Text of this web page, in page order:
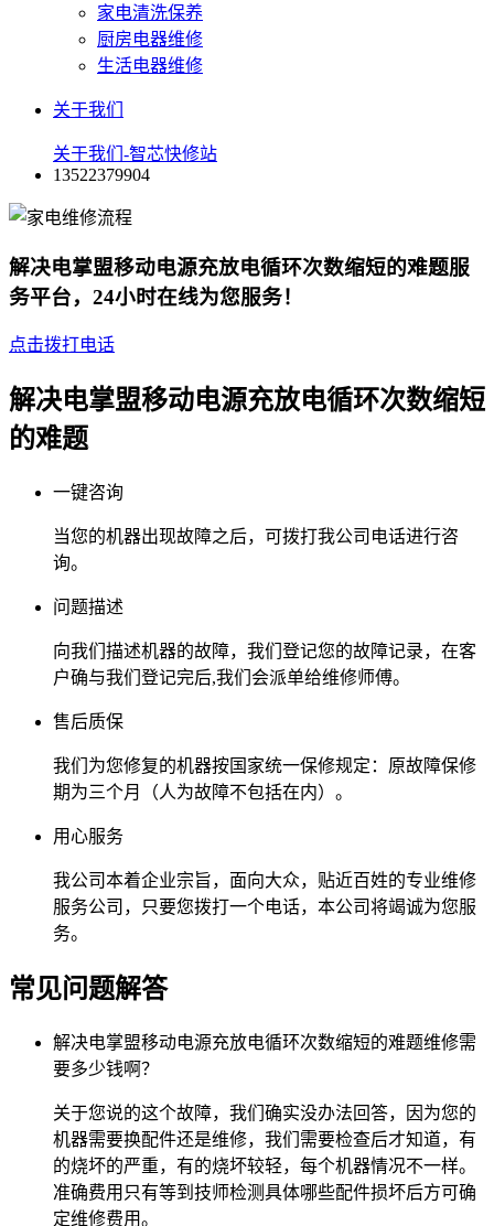
家电清洗保养
厨房电器维修
生活电器维修
关于我们
关于我们-智芯快修站
13522379904
解决电掌盟移动电源充放电循环次数缩短的难题服
务平台，24小时在线为您服务！
点击拨打电话
解决电掌盟移动电源充放电循环次数缩短
的难题
一键咨询
当您的机器出现故障之后，可拨打我公司电话进行咨
询。
问题描述
向我们描述机器的故障，我们登记您的故障记录，在客
户确与我们登记完后,我们会派单给维修师傅。
售后质保
我们为您修复的机器按国家统一保修规定：原故障保修
期为三个月（人为故障不包括在内）。
用心服务
我公司本着企业宗旨，面向大众，贴近百姓的专业维修
服务公司，只要您拨打一个电话，本公司将竭诚为您服
务。
常见问题解答
解决电掌盟移动电源充放电循环次数缩短的难题维修需
要多少钱啊？
关于您说的这个故障，我们确实没办法回答，因为您的
机器需要换配件还是维修，我们需要检查后才知道，有
的烧坏的严重，有的烧坏较轻，每个机器情况不一样。
准确费用只有等到技师检测具体哪些配件损坏后方可确
定维修费用。